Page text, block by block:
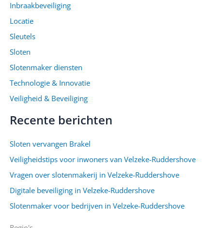
Inbraakbeveiliging
Locatie
Sleutels
Sloten
Slotenmaker diensten
Technologie & Innovatie
Veiligheid & Beveiliging
Recente berichten
Sloten vervangen Brakel
Veiligheidstips voor inwoners van Velzeke-Ruddershove
Vragen over slotenmakerij in Velzeke-Ruddershove
Digitale beveiliging in Velzeke-Ruddershove
Slotenmaker voor bedrijven in Velzeke-Ruddershove